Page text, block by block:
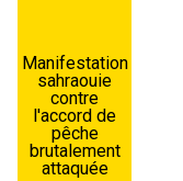
Manifestation
sahraouie
contre
l'accord de
pêche
brutalement
attaquée